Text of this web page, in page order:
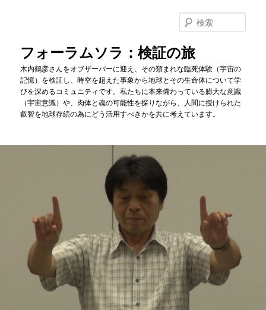
フォーラムソラ：検証の旅
木内鶴彦さんをオブザーバーに迎え、その類まれな臨死体験（宇宙の
記憶）を検証し、時空を超えた事象から地球とその生命体について学
びを深めるコミュニティです。私たちに本来備わっている膨大な意識
（宇宙意識）や、肉体と魂の可能性を探りながら、人間に授けられた
叡智を地球存続の為にどう活用すべきかを共に考えています。
索